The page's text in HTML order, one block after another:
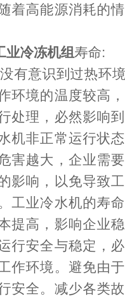
着高能源消耗的
业冷冻机组 寿命:
有意识到过热环
环境的温度较高
处理，必然影响
机非正常运行状
害越大，企业需
影响，以免导致
工业冷水机的寿
提高，影响企业
行安全与稳定，
作环境。避免由
安全。减少各类